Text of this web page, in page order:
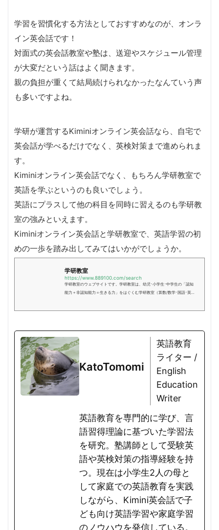
学習を習慣化する方法としておすすめなのが、オンラ
イン英会話です！
対面式の英会話教室や塾は、送迎やスケジュール管理
が大変だという話はよく聞きます。
親の負担が重くて結局続けられなかったなんていう声
も多いですよね。
学研が運営するKiminiオンライン英会話なら、自宅で
英会話が学べるだけでなく、英検対策まで進められま
す。
Kiminiオンライン英会話でなく、もちろん学研教室で
英語を学ぶというのも良いでしょう。
英語にプラスして他の科目を同時に習えるのも学研教
室の強みといえます。
Kiminiオンライン英会話と学研教室で、英語学習の初
めの一歩を踏み出してみてはいかがでしょうか。
学研教室
https://www.889100.com/search
学研教室のウェブサイトです。学研教室は、幼児･小学生･中学生の「認知
能力＋非認知能力＝生きる力」をはぐくむ学研教室（算数/数学･国語･英
KatoTomomi
英語教育
ライター /
English
Education
Writer
英語教育を専門的に学び、言
語習得理論に基づいた学習法
を研究。塾講師として受験英
語や英検対策の指導経験を持
つ。現在は小学生2人の母と
して家庭での英語教育を実践
しながら、Kimini英会話で子
ども向け英語学習や家庭学習
のノウハウを発信している。